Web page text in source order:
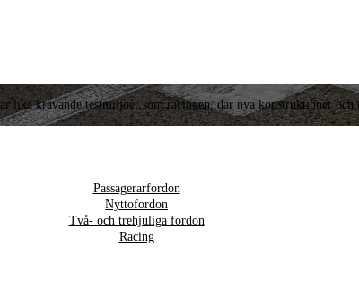
lika krävande testmiljöer som racingen, där nya konstruktioner och
Passagerarfordon
Nyttofordon
Två- och trehjuliga fordon
Racing